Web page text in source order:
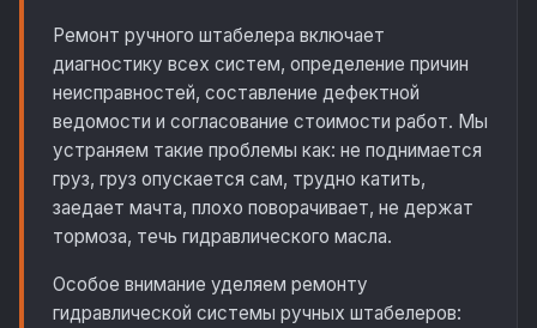
Ремонт ручного штабелера включает
диагностику всех систем, определение причин
неисправностей, составление дефектной
ведомости и согласование стоимости работ. Мы
устраняем такие проблемы как: не поднимается
груз, груз опускается сам, трудно катить,
заедает мачта, плохо поворачивает, не держат
тормоза, течь гидравлического масла.
Особое внимание уделяем ремонту
гидравлической системы ручных штабелеров: